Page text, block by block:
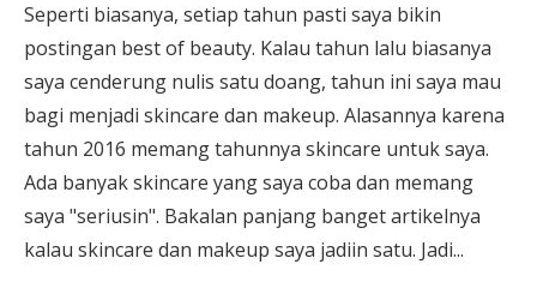
Seperti biasanya, setiap tahun pasti saya bikin
postingan best of beauty. Kalau tahun lalu biasanya
saya cenderung nulis satu doang, tahun ini saya mau
bagi menjadi skincare dan makeup. Alasannya karena
tahun 2016 memang tahunnya skincare untuk saya.
Ada banyak skincare yang saya coba dan memang
saya "seriusin". Bakalan panjang banget artikelnya
kalau skincare dan makeup saya jadiin satu. Jadi...